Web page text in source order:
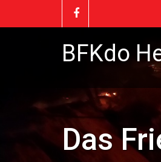
BFKdo
Das